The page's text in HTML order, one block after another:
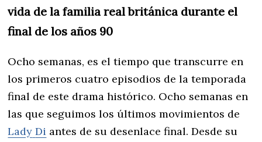
vida de la familia real británica durante el
final de los años 90
Ocho semanas, es el tiempo que transcurre en
los primeros cuatro episodios de la temporada
final de este drama histórico. Ocho semanas en
las que seguimos los últimos movimientos de
Lady Di antes de su desenlace final. Desde su